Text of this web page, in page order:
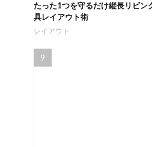
たった1つを守るだけ縦長リビン
具レイアウト術
レイアウト